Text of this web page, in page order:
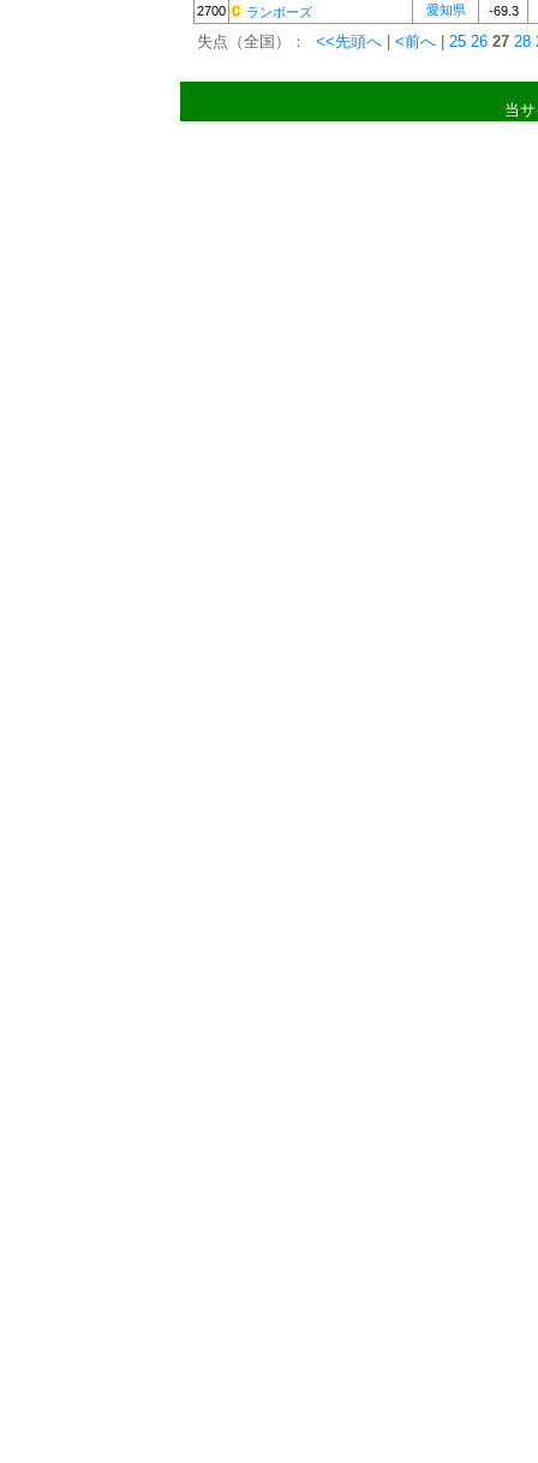
2700 ランボーズ 愛知県 -69.3
失点（全国）： <<先頭へ <前へ 25 26 27 28
当